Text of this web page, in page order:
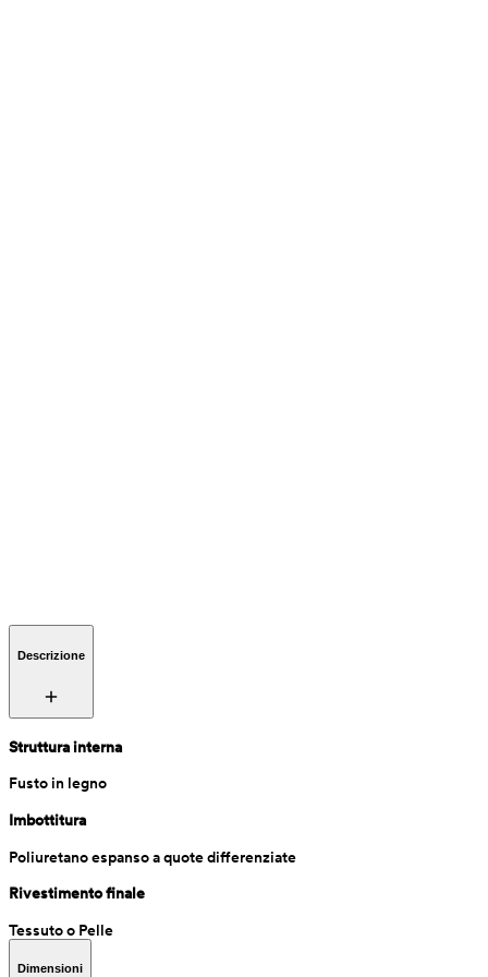
Descrizione
Struttura interna
Fusto in legno
Imbottitura
Poliuretano espanso a quote differenziate
Rivestimento finale
Tessuto o Pelle
Dimensioni